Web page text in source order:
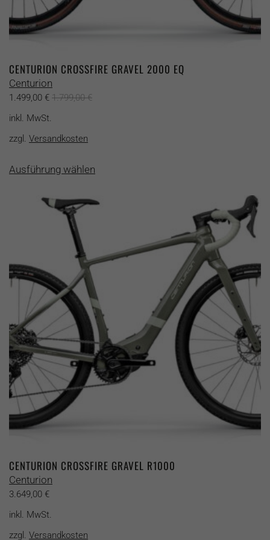
CENTURION CROSSFIRE GRAVEL 2000 EQ
Centurion
1.499,00 € 1.799,00€
inkl. MwSt.
zzgl. Versandkosten
Ausführung wählenProdukt
mehrere
Optionen
auf
der
Produktseite
gewählt
werden
CENTURION CROSSFIRE GRAVEL R1000
Centurion
3.649,00 €
inkl. MwSt.
zzgl. Versandkosten